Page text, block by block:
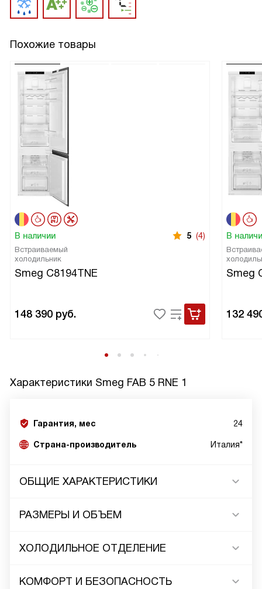
Похожие товары
В наличии 5 (4)
Встраиваемый
холодильник
Smeg C8194TNE
148 390 руб.
В
Smeg
132
Характеристики Smeg FAB 5 RNE 1
Гарантия, мес 24
Страна-производитель Италия*
ОБЩИЕ ХАРАКТЕРИСТИКИ
РАЗМЕРЫ И ОБЪЕМ
ХОЛОДИЛЬНОЕ ОТДЕЛЕНИЕ
КОМФОРТ И БЕЗОПАСНОСТЬ